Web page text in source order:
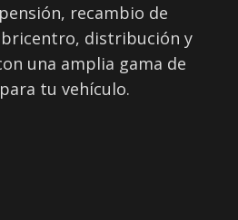
recambio de
distribución y
una amplia gama de
tu vehículo.